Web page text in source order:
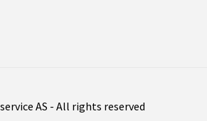
AS - All rights reserved